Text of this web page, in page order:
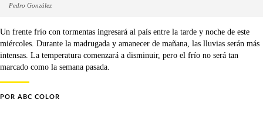
Pedro González
Un frente frío con tormentas ingresará al país entre la tarde y noche de este
miércoles. Durante la madrugada y amanecer de mañana, las lluvias serán más
intensas. La temperatura comenzará a disminuir, pero el frío no será tan
marcado como la semana pasada.
POR ABC COLOR